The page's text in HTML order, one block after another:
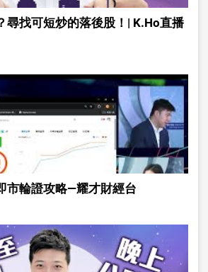
尋找可短炒的落後股！| K.Ho直播
市輪證攻略—耀才財經台